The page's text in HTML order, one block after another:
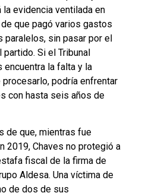
evidencia ventilada en
que pagó varios gastos
paralelos, sin pasar por el
Si el Tribunal
encuentra la falta y la
podría enfrentar
con hasta seis años de
de que, mientras fue
2019, Chaves no protegió a
fiscal de la firma de
Aldesa. Una víctima de
de dos de sus